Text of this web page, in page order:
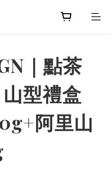
｜點茶
型禮盒
阿里山